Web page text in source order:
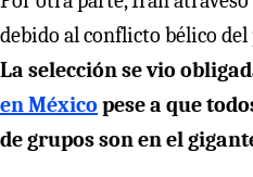
debido al conflicto bélico del
La selección se vio
en México pese a que
de grupos son en el